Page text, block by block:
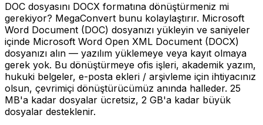
DOC dosyasını DOCX formatına dönüştürmeniz mi
gerekiyor? MegaConvert bunu kolaylaştırır. Microsoft
Word Document (DOC) dosyanızı yükleyin ve saniyeler
içinde Microsoft Word Open XML Document (DOCX)
dosyanızı alın — yazılım yüklemeye veya kayıt olmaya
gerek yok. Bu dönüştürmeye ofis işleri, akademik yazım,
hukuki belgeler, e-posta ekleri / arşivleme için ihtiyacınız
olsun, çevrimiçi dönüştürücümüz anında halleder. 25
MB'a kadar dosyalar ücretsiz, 2 GB'a kadar büyük
dosyalar desteklenir.